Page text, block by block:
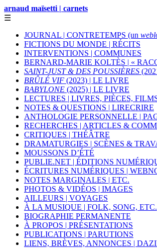
arnaud maïsetti | carnets
☰
JOURNAL | CONTRETEMPS (un
FICTIONS DU MONDE | RÉCITS
INTERVENTIONS | COMMUNES
BERNARD-MARIE KOLTÈS | «
SAINT-JUST & DES POUSSIÈRES
BRÛLÉ VIF (2023) | LE LIVRE
BABYLONE (2025) | LE LIVRE
LECTURES | LIVRES, PIÈCES,
NOTES & QUESTIONS | LIRECRIRE
ANTHOLOGIE PERSONNELLE |
RECHERCHES | ARTICLES &
CRITIQUES | THÉÂTRE
DRAMATURGIES | SCÈNES &
MOUSSONS D’ÉTÉ
PUBLIE.NET | ÉDITIONS
ÉCRITURES NUMÉRIQUES |
NOTES MARGINALES | ETC.
PHOTOS & VIDÉOS | IMAGES
AILLEURS | VOYAGES
À LA MUSIQUE | FOLK, SONG, ETC.
BIOGRAPHIE PERMANENTE
À PROPOS | PRÉSENTATIONS
PUBLICATIONS | PARUTIONS
LIENS, BRÈVES, ANNONCES |